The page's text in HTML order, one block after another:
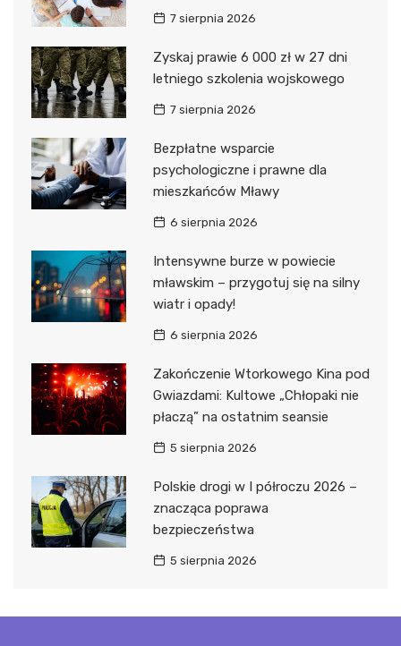
7 sierpnia 2026
Zyskaj prawie 6 000 zł w 27 dni
letniego szkolenia wojskowego
7 sierpnia 2026
Bezpłatne wsparcie
psychologiczne i prawne dla
mieszkańców Mławy
6 sierpnia 2026
Intensywne burze w powiecie
mławskim – przygotuj się na silny
wiatr i opady!
6 sierpnia 2026
Zakończenie Wtorkowego Kina pod
Gwiazdami: Kultowe „Chłopaki nie
płaczą” na ostatnim seansie
5 sierpnia 2026
Polskie drogi w I półroczu 2026 –
znacząca poprawa
bezpieczeństwa
5 sierpnia 2026